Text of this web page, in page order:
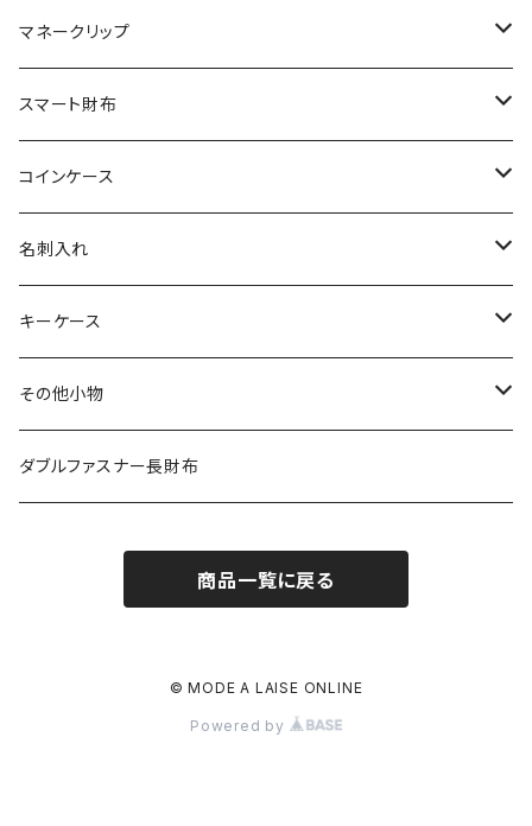
エレファント
その他の革
リザード
エレファント
その他の革
シャーク
リザード
エレファント
その他の革
オーストリッチ
シャーク
リザード
エレファント
その他の革
ダイヤモンドパイソン
オーストリッチ
シャーク
リザード
エレファント
その他の革
クロコダイル
ダイヤモンドパイソン
オーストリッチ
シャーク
リザード
エレファント
その他の革
マネークリップ
クロコダイル
ダイヤモンドパイソン
オーストリッチ
シャーク
リザード
エレファント
スマート財布
クロコダイル
ダイヤモンドパイソン
オーストリッチ
シャーク
リザード
コインケース
クロコダイル
ダイヤモンドパイソン
オーストリッチ
シャーク
名刺入れ
クロコダイル
ダイヤモンドパイソン
オーストリッチ
キーケース
クロコダイル
ダイヤモンドパイソン
その他小物
クロコダイル
オーストリッチ
ダブルファスナー長財布
商品一覧に戻る
© MODE A LAISE ONLINE
Powered by